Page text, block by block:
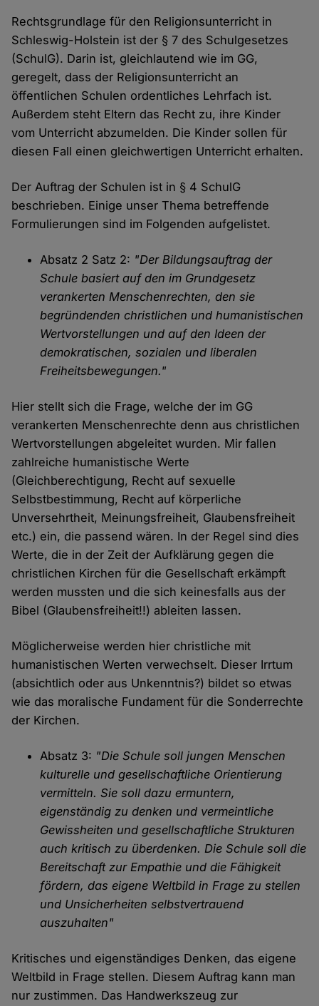
Rechtsgrundlage für den Religionsunterricht in
Schleswig-Holstein ist der § 7 des Schulgesetzes
(SchulG). Darin ist, gleichlautend wie im GG,
geregelt, dass der Religionsunterricht an
öffentlichen Schulen ordentliches Lehrfach ist.
Außerdem steht Eltern das Recht zu, ihre Kinder
vom Unterricht abzumelden. Die Kinder sollen für
diesen Fall einen gleichwertigen Unterricht erhalten.
Der Auftrag der Schulen ist in § 4 SchulG
beschrieben. Einige unser Thema betreffende
Formulierungen sind im Folgenden aufgelistet.
Absatz 2 Satz 2: "Der Bildungsauftrag der
Schule basiert auf den im Grundgesetz
verankerten Menschenrechten, den sie
begründenden christlichen und humanistischen
Wertvorstellungen und auf den Ideen der
demokratischen, sozialen und liberalen
Freiheitsbewegungen."
Hier stellt sich die Frage, welche der im GG
verankerten Menschenrechte denn aus christlichen
Wertvorstellungen abgeleitet wurden. Mir fallen
zahlreiche humanistische Werte
(Gleichberechtigung, Recht auf sexuelle
Selbstbestimmung, Recht auf körperliche
Unversehrtheit, Meinungsfreiheit, Glaubensfreiheit
etc.) ein, die passend wären. In der Regel sind dies
Werte, die in der Zeit der Aufklärung gegen die
christlichen Kirchen für die Gesellschaft erkämpft
werden mussten und die sich keinesfalls aus der
Bibel (Glaubensfreiheit!!) ableiten lassen.
Möglicherweise werden hier christliche mit
humanistischen Werten verwechselt. Dieser Irrtum
(absichtlich oder aus Unkenntnis?) bildet so etwas
wie das moralische Fundament für die Sonderrechte
der Kirchen.
Absatz 3: "Die Schule soll jungen Menschen
kulturelle und gesellschaftliche Orientierung
vermitteln. Sie soll dazu ermuntern,
eigenständig zu denken und vermeintliche
Gewissheiten und gesellschaftliche Strukturen
auch kritisch zu überdenken. Die Schule soll die
Bereitschaft zur Empathie und die Fähigkeit
fördern, das eigene Weltbild in Frage zu stellen
und Unsicherheiten selbstvertrauend
auszuhalten"
Kritisches und eigenständiges Denken, das eigene
Weltbild in Frage stellen. Diesem Auftrag kann man
nur zustimmen. Das Handwerkszeug zur